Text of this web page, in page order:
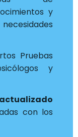
y
Pruebas
y
con los